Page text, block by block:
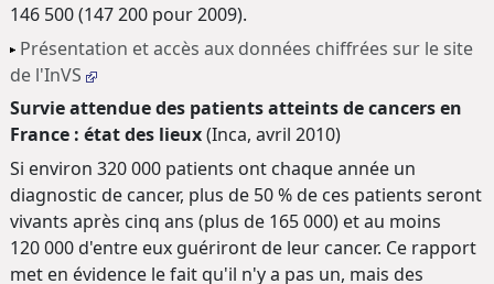
146 500 (147 200 pour 2009).
Présentation et accès aux données chiffrées sur le site
de l'InVS
Survie attendue des patients atteints de cancers en
France : état des lieux(Inca, avril 2010)
Si environ 320 000 patients ont chaque année un
diagnostic de cancer, plus de 50 % de ces patients seront
vivants après cinq ans (plus de 165 000) et au moins
120 000 d'entre eux guériront de leur cancer. Ce rapport
met en évidence le fait qu'il n'y a pas un, mais des